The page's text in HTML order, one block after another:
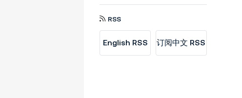
RSS
English RSS 订阅中文 RSS